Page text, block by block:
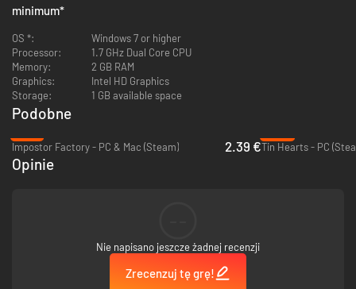
minimum*
OS *:
Windows 7 or higher
Processor:
1.7 GHz Dual Core CPU
Memory:
2 GB RAM
Graphics:
Intel HD Graphics
Storage:
1 GB available space
Podobne
Impostor Factory - PC & Mac (Steam)
2.39 €Tin Hearts - PC
Opinie
Nie napisano jeszcze żadnej recenzji
Zrecenzuj tę grę!